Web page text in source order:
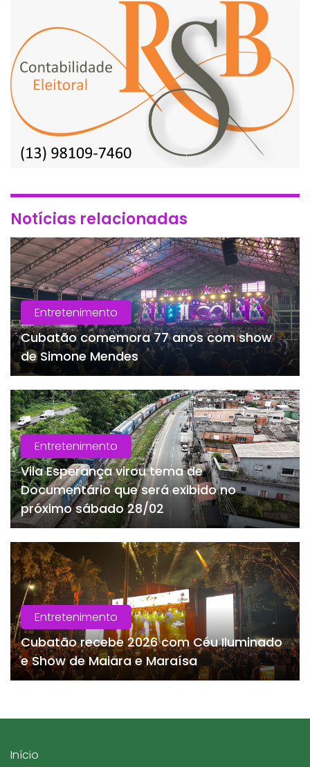
Notícias relacionadas
Entretenimento
Cubatão comemora 77 anos com show
de Simone Mendes
Entretenimento
Vila Esperança virou tema de
Documentário que será exibido no
próximo sábado 28/02
Entretenimento
Cubatão recebe 2026 com Céu Iluminado
e Show de Maiara e Maraísa
Início